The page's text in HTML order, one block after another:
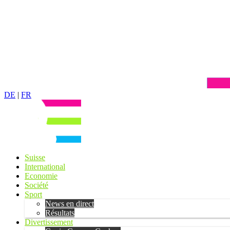
DE | FR
Suisse
International
Economie
Société
Sport
News en direct
Résultats
Divertissement